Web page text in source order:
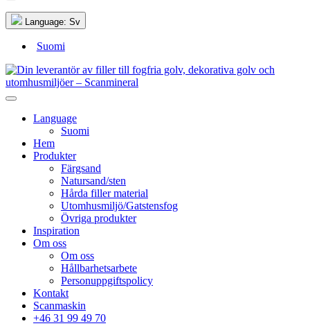
Language: Sv
Suomi
Language
Suomi
Hem
Produkter
Färgsand
Natursand/sten
Hårda filler material
Utomhusmiljö/Gatstensfog
Övriga produkter
Inspiration
Om oss
Om oss
Hållbarhetsarbete
Personuppgiftspolicy
Kontakt
Scanmaskin
+46 31 99 49 70